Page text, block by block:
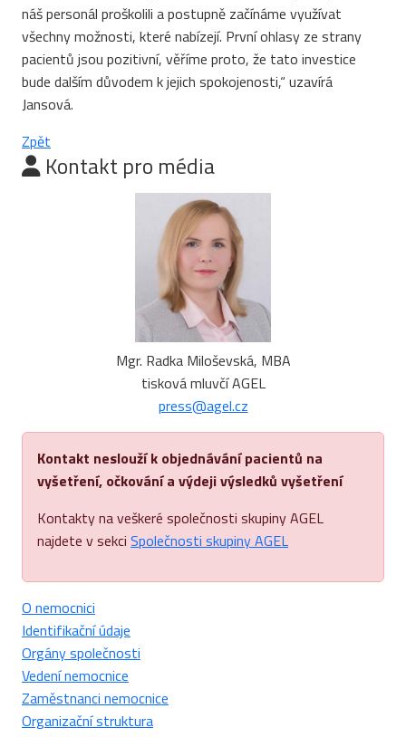
náš personál proškolili a postupně začínáme využívat
všechny možnosti, které nabízejí. První ohlasy ze strany
pacientů jsou pozitivní, věříme proto, že tato investice
bude dalším důvodem k jejich spokojenosti,“ uzavírá
Jansová.
Zpět
Kontakt pro média
Mgr. Radka Miloševská, MBA
tisková mluvčí AGEL
press@agel.cz
Kontakt neslouží k objednávání pacientů na
vyšetření, očkování a výdeji výsledků vyšetření
Kontakty na veškeré společnosti skupiny AGEL
najdete v sekci Společnosti skupiny AGEL
O nemocnici
Identifikační údaje
Orgány společnosti
Vedení nemocnice
Zaměstnanci nemocnice
Organizační struktura